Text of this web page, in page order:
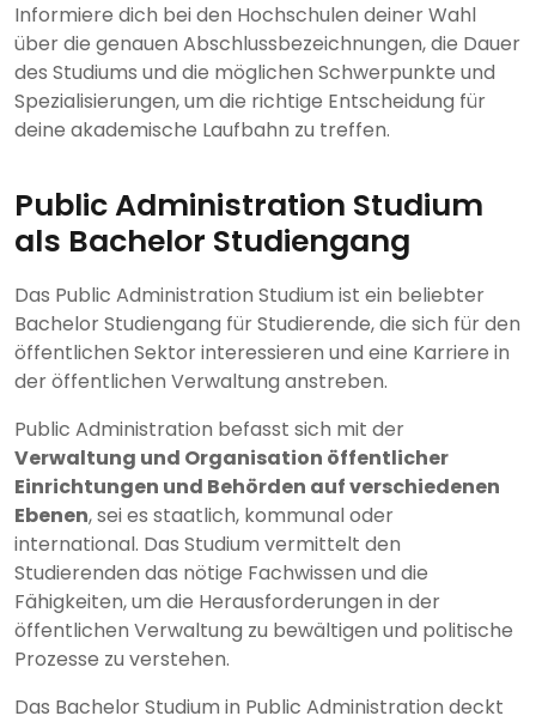
Informiere dich bei den Hochschulen deiner Wahl
über die genauen Abschlussbezeichnungen, die Dauer
des Studiums und die möglichen Schwerpunkte und
Spezialisierungen, um die richtige Entscheidung für
deine akademische Laufbahn zu treffen.
Public Administration Studium
als Bachelor Studiengang
Das Public Administration Studium ist ein beliebter
Bachelor Studiengang für Studierende, die sich für den
öffentlichen Sektor interessieren und eine Karriere in
der öffentlichen Verwaltung anstreben.
Public Administration befasst sich mit der
Verwaltung und Organisation öffentlicher
Einrichtungen und Behörden auf verschiedenen
Ebenen, sei es staatlich, kommunal oder
international. Das Studium vermittelt den
Studierenden das nötige Fachwissen und die
Fähigkeiten, um die Herausforderungen in der
öffentlichen Verwaltung zu bewältigen und politische
Prozesse zu verstehen.
Das Bachelor Studium in Public Administration deckt